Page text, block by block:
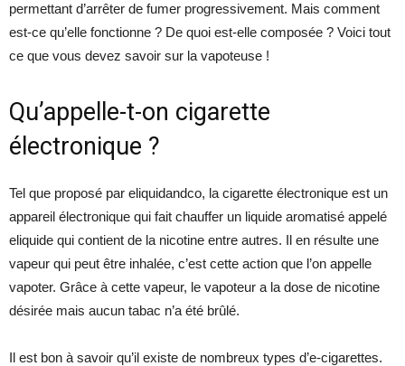
permettant d’arrêter de fumer progressivement. Mais comment
est-ce qu’elle fonctionne ? De quoi est-elle composée ? Voici tout
ce que vous devez savoir sur la vapoteuse !
Qu’appelle-t-on cigarette
électronique ?
Tel que proposé par eliquidandco, la cigarette électronique est un
appareil électronique qui fait chauffer un liquide aromatisé appelé
eliquide qui contient de la nicotine entre autres. Il en résulte une
vapeur qui peut être inhalée, c’est cette action que l’on appelle
vapoter. Grâce à cette vapeur, le vapoteur a la dose de nicotine
désirée mais aucun tabac n’a été brûlé.
Il est bon à savoir qu’il existe de nombreux types d’e-cigarettes.